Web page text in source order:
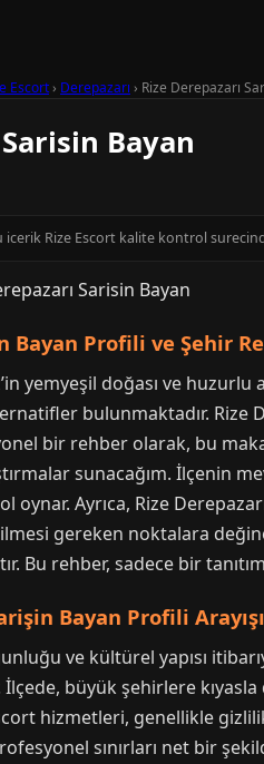
Escort› Derepazarı › Rize Derepazarı
Bayan
icerik Rize Escort kalite kontrol
Bayan Profili ve Şehir
yemyeşil doğası ve
bulunmaktadır. Rize
bir rehber olarak, bu
sunacağım. İlçenin
oynar. Ayrıca, Rize
gereken noktalara
Bu rehber, sadece bir
Bayan Profili
ve kültürel yapısı
büyük şehirlere
hizmetleri, genellikle
sınırları net bir